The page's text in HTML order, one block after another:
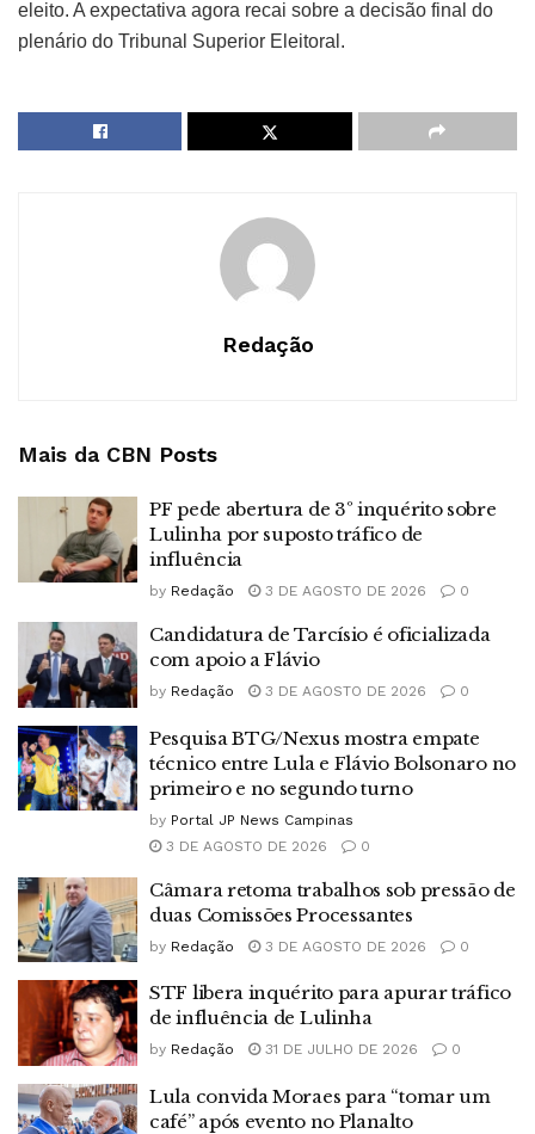
eleito. A expectativa agora recai sobre a decisão final do
plenário do Tribunal Superior Eleitoral.
Redação
Mais da CBN Posts
PF pede abertura de 3º inquérito sobre
Lulinha por suposto tráfico de
influência
by Redação 3 DE AGOSTO DE 2026 0
Candidatura de Tarcísio é oficializada
com apoio a Flávio
by Redação 3 DE AGOSTO DE 2026 0
Pesquisa BTG/Nexus mostra empate
técnico entre Lula e Flávio Bolsonaro no
primeiro e no segundo turno
by Portal JP News Campinas
3 DE AGOSTO DE 2026
0
Câmara retoma trabalhos sob pressão de
duas Comissões Processantes
by Redação 3 DE AGOSTO DE 2026 0
STF libera inquérito para apurar tráfico
de influência de Lulinha
by Redação 31 DE JULHO DE 2026 0
Lula convida Moraes para “tomar um
café” após evento no Planalto